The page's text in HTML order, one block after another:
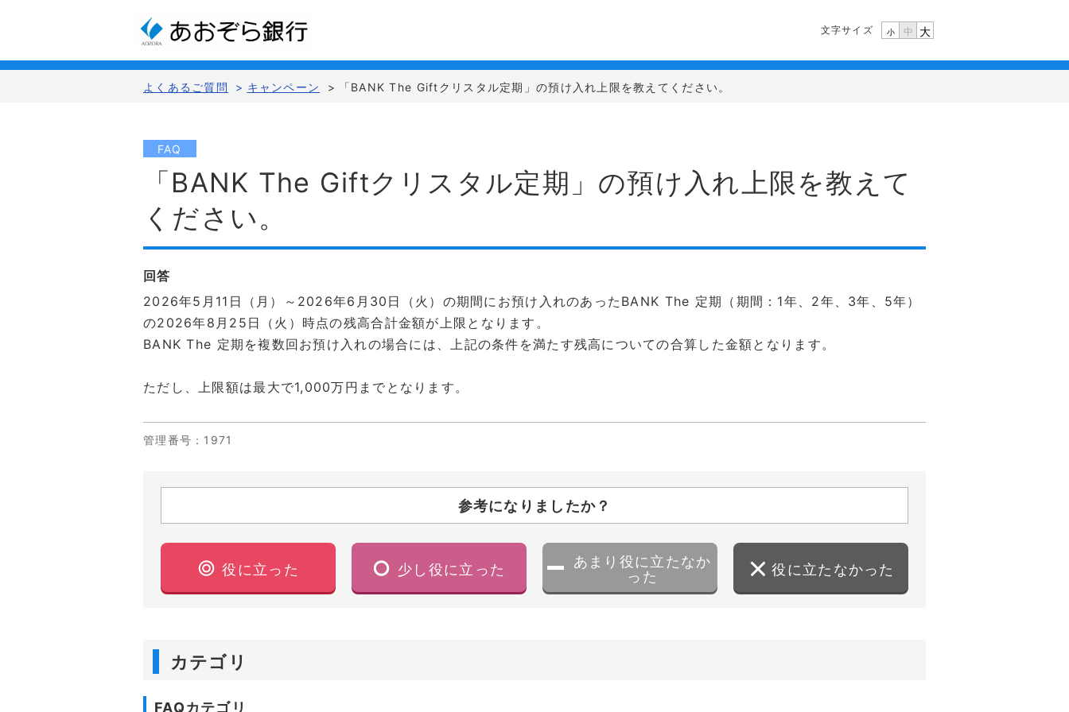
文字サイズ 小 中 大
よくあるご質問 > キャンペーン > 「BANK The Giftクリスタル定期」の預け入れ上限を教えてください。
FAQ
「BANK The Giftクリスタル定期」の預け入れ上限を教えて
ください。
回答
2026年5月11日（月）～2026年6月30日（火）の期間にお預け入れのあったBANK The 定期（期間：1年、2年、3年、5年）
の2026年8月25日（火）時点の残高合計金額が上限となります。
BANK The 定期を複数回お預け入れの場合には、上記の条件を満たす残高についての合算した金額となります。
ただし、上限額は最大で1,000万円までとなります。
管理番号 ：1971
参考になりましたか？
役に立った 少し役に立った
あまり役に立たなか
った
役に立たなかった
カテゴリ
FAQカテゴリ